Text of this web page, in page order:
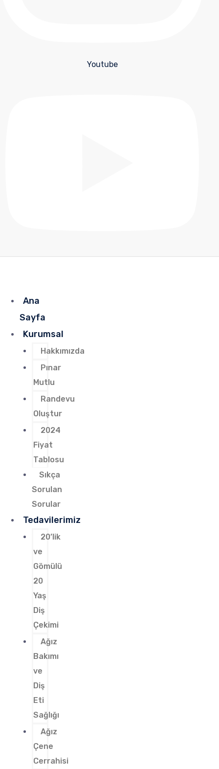
Youtube
Ana
Sayfa
Kurumsal
Hakkımızda
Pınar
Mutlu
Randevu
Oluştur
2024
Fiyat
Tablosu
Sıkça
Sorulan
Sorular
Tedavilerimiz
20’lik
ve
Gömülü
20
Yaş
Diş
Çekimi
Ağız
Bakımı
ve
Diş
Eti
Sağlığı
Ağız
Çene
Cerrahisi